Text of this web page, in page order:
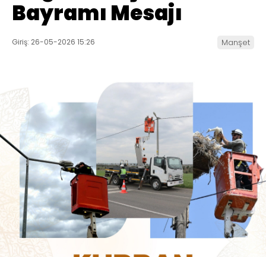
Bayramı Mesajı
Giriş: 26-05-2026 15:26 Manşet